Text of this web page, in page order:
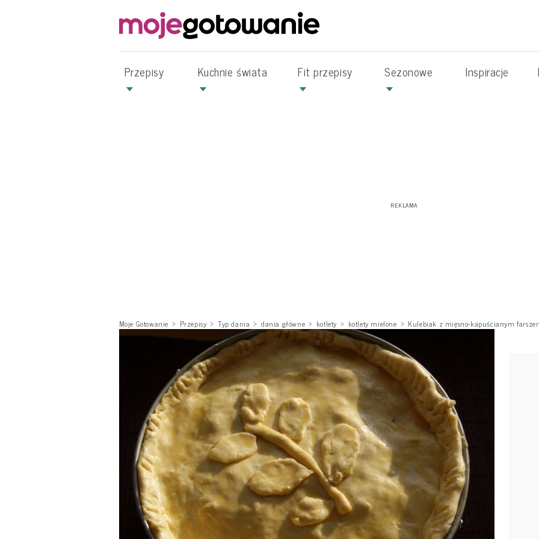
Przepisy Kuchnie świata Fit przepisy Sezonowe Inspiracje
Moje Gotowanie Przepisy Typ dania dania główne kotlety kotlety mielone Kulebiak z mięsno-kapuścianym